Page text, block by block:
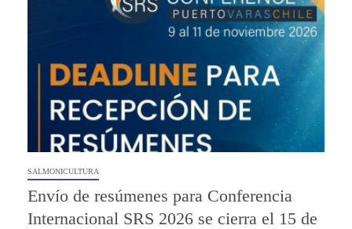
SALMONICULTURA
Envío de resúmenes para Conferencia
Internacional SRS 2026 se cierra el 15 de